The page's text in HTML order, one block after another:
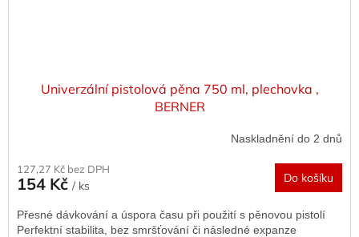
Univerzální pistolová pěna 750 ml, plechovka ,
BERNER
Naskladnění do 2 dnů
127,27 Kč bez DPH
154 Kč / ks
Do košíku
Přesné dávkování a úspora času při použití s pěnovou pistolí
Perfektní stabilita, bez smršťování či následné expanze